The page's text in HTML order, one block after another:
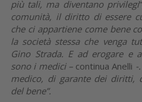
più tali, ma diventano privilegi
comunità, il diritto di essere
che ci appartiene come bene
la società stessa che venga
Gino Strada. E ad erogare e
sono i medici – continua Anelli -
medico, di garante dei diritti,
del bene”.